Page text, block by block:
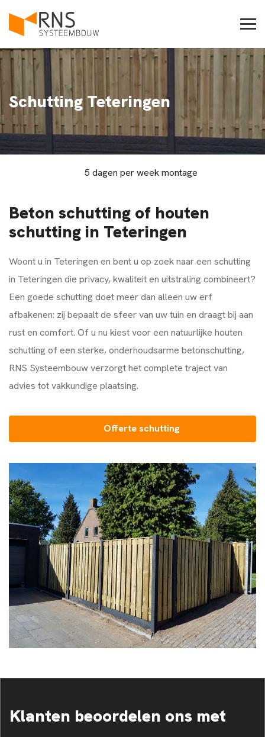
Schutting Teteringen
5 dagen per week montage
Beton schutting of houten
schutting in Teteringen
Woont u in Teteringen en bent u op zoek naar een schutting
in Teteringen die privacy, kwaliteit en uitstraling combineert?
Een goede schutting doet meer dan alleen uw erf
afbakenen: zij bepaalt de sfeer van uw tuin en draagt bij aan
rust en comfort. Of u nu kiest voor een natuurlijke houten
schutting of een sterke, onderhoudsarme betonschutting,
RNS Systeembouwverzorgt het complete traject van
advies tot vakkundige plaatsing.
Offerte schutting
Klanten beoordelen ons met